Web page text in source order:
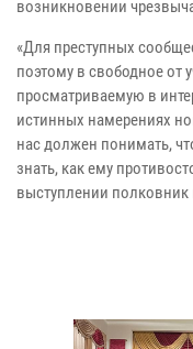
возникновении
«Для преступных
поэтому в свободное от
просматриваемую в
истинных намерениях
нас должен понимать,
знать, как ему
выступлении